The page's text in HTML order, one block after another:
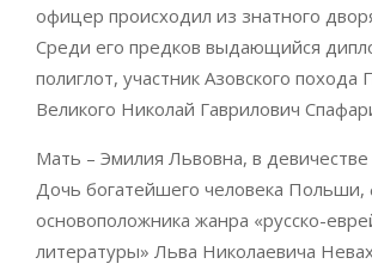
офицер происходил из знатного
Среди его предков выдающийся
полиглот, участник Азовского похода
Великого Николай Гаврилович
Мать – Эмилия Львовна, в
Дочь богатейшего человека Польши,
основоположника жанра «русско-
литературы» Льва Николаевича